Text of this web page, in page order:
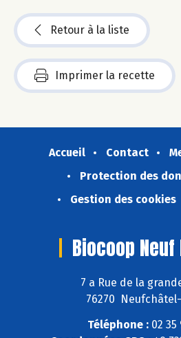
Retour à la liste
Imprimer la recette
Accueil Contact
Protection des
Gestion des cookies
Biocoop Neuf
7 a Rue de la
76270
Téléphone : 02 35